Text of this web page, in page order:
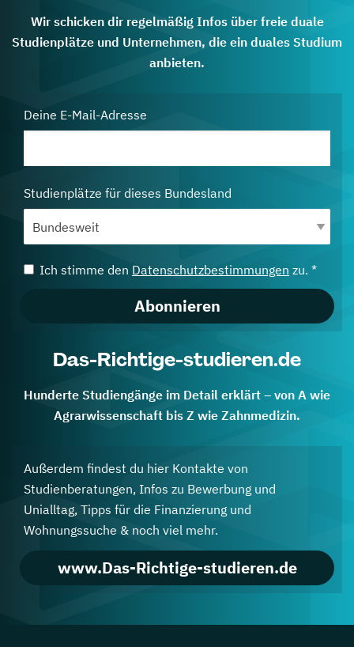
Wir schicken dir regelmäßig Infos über freie duale
Studienplätze und Unternehmen, die ein duales Studium
anbieten.
Deine E-Mail-Adresse
Studienplätze für dieses Bundesland
Ich stimme den Datenschutzbestimmungen zu. *
Abonnieren
Das-Richtige-studieren.de
Hunderte Studiengänge im Detail erklärt – von A wie
Agrarwissenschaft bis Z wie Zahnmedizin.
Außerdem findest du hier Kontakte von
Studienberatungen, Infos zu Bewerbung und
Unialltag, Tipps für die Finanzierung und
Wohnungssuche & noch viel mehr.
www.Das-Richtige-studieren.de